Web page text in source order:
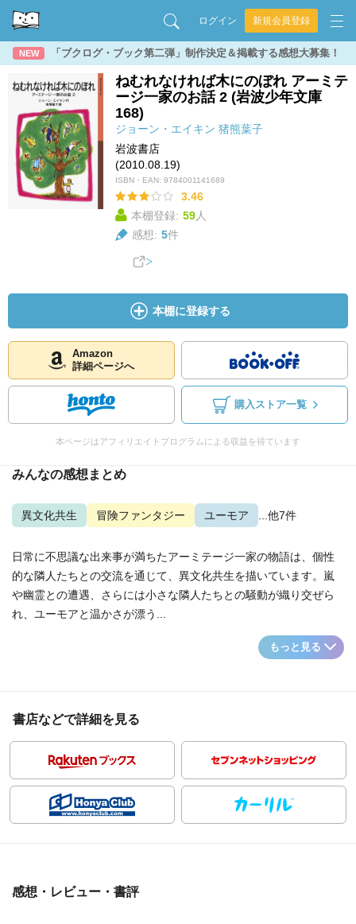
ログイン 新規会員登録
NEW 「ブクログ・ブック第二弾」制作決定＆掲載する感想大募集！
ねむれなければ木にのぼれ アーミテ
ージ一家のお話 2 (岩波少年文庫
168)
ジョーン・エイキン 猪熊葉子
岩波書店
(2010.08.19)
ISBN・EAN: 9784001141689
3.46
本棚登録: 59人
感想: 5件
本棚に登録する
Amazon
詳細ページへ
購入ストア一覧
本ページはアフィリエイトプログラムによる収益を得ています
みんなの感想まとめ
異文化共生 冒険ファンタジー ユーモア ...他7件
日常に不思議な出来事が満ちたアーミテージ一家の物語は、個性
的な隣人たちとの交流を通じて、異文化共生を描いています。嵐
や幽霊との遭遇、さらには小さな隣人たちとの騒動が織り交ぜら
れ、ユーモアと温かさが漂う...
もっと見る
書店などで詳細を見る
感想・レビュー・書評